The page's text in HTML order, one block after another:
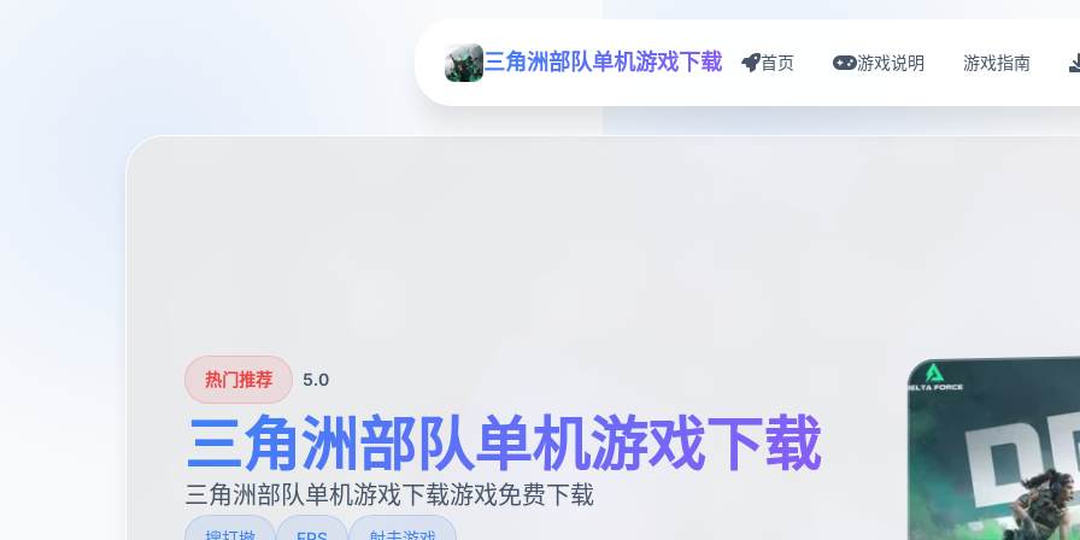
三角洲部队单机游戏下载 首页 游戏说明 游戏指南
热门推荐 5.0
三角洲部队单机游戏下载
三角洲部队单机游戏下载游戏免费下载